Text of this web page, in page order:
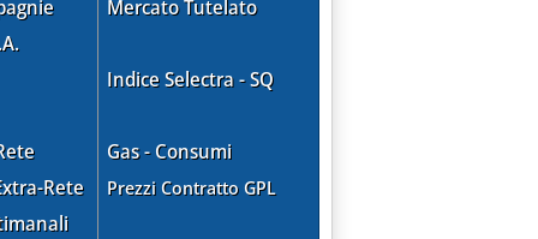
Eni'
Rete
Mercato Tutelato
Indice Selectra - SQ
Gas - Consumi
Prezzi Contratto GPL